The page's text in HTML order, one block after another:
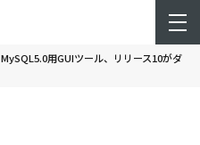
MySQL5.0用GUIツール、リリース10がダ